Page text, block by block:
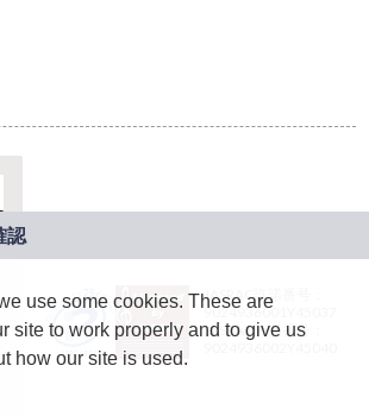
JASRAC許諾番号：
9024936001Y45037
JASRAC許諾番号：
use some cookies. These are
site to work properly and to give us
how our site is used.